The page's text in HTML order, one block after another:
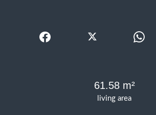
living area
61.58 m²